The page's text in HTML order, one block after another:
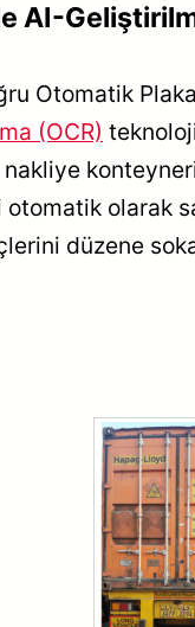
AI-
Otomatik
(OCR)
nakliye
olarak
düzene